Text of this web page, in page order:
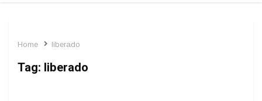
Home liberado
Tag: liberado